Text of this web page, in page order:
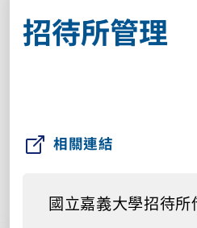
招待所管理
相關連結
國立嘉義大學招待